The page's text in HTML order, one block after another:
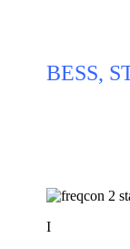
BESS,
I